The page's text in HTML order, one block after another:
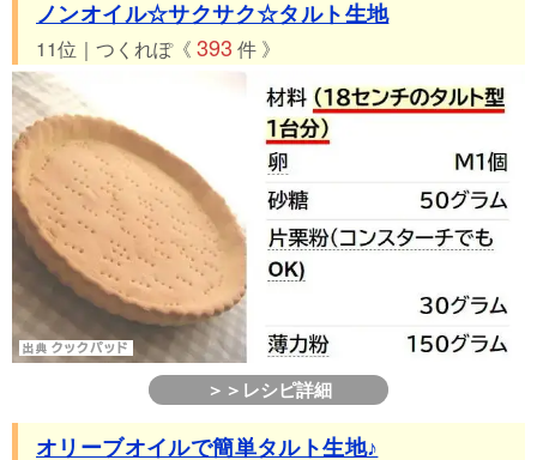
ノンオイル☆サクサク☆タルト生地
11位｜つくれぽ《 393 件 》
＞＞レシピ詳細
オリーブオイルで簡単タルト生地♪